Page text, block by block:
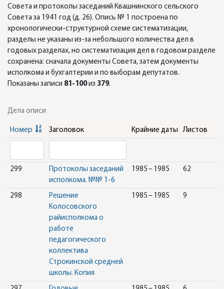
Совета и протоколы заседаний Квашнинского сельского
Совета за 1941 год (д. 26). Опись № 1 построена по
хронологически-структурной схеме систематизации,
разделы не указаны из-за небольшого количества дел в
годовых разделах, но систематизация дел в годовом разделе
сохранена: сначала документы Совета, затем документы
исполкома и бухгалтерии и по выборам депутатов.
Показаны записи 81-100из 379.
Дела описи
Номер Заголовок Крайние даты Листов
299
Протоколы заседаний
исполкома. №№ 1-6
1985 – 1985 62
298
Решение
Колосовского
райисполкома о
работе
педагогического
коллектива
Строкинской средней
школы. Копия
1985 – 1985 9